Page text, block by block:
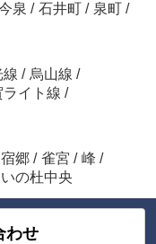
泉 / 石井町 / 泉町 /
線 / 烏山線 /
イト線 /
郷 / 雀宮 / 峰 /
の杜中央
わせ